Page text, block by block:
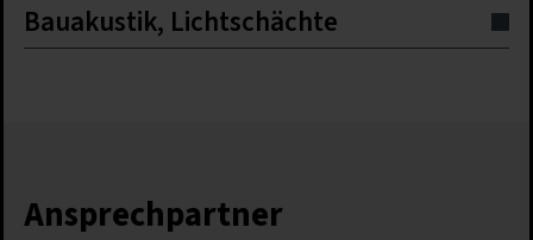
Bauakustik, Lichtschächte
Ansprechpartner